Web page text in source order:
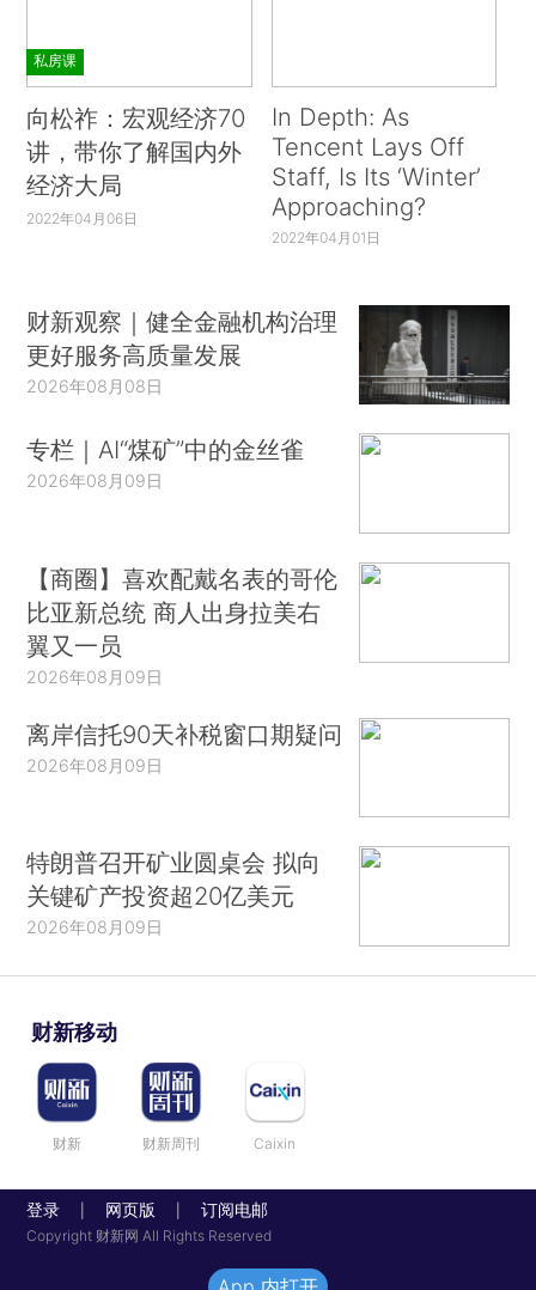
私房课
向松祚：宏观经济70
讲，带你了解国内外
经济大局
2022年04月06日
In Depth: As
Tencent Lays Off
Staff, Is Its ‘Winter’
Approaching?
2022年04月01日
财新观察｜健全金融机构治理
更好服务高质量发展
2026年08月08日
专栏｜AI“煤矿”中的金丝雀
2026年08月09日
【商圈】喜欢配戴名表的哥伦
比亚新总统 商人出身拉美右
翼又一员
2026年08月09日
离岸信托90天补税窗口期疑问
2026年08月09日
特朗普召开矿业圆桌会 拟向
关键矿产投资超20亿美元
2026年08月09日
财新移动
财新 财新周刊 Caixin
登录 网页版 订阅电邮
Copyright 财新网 All Rights Reserved